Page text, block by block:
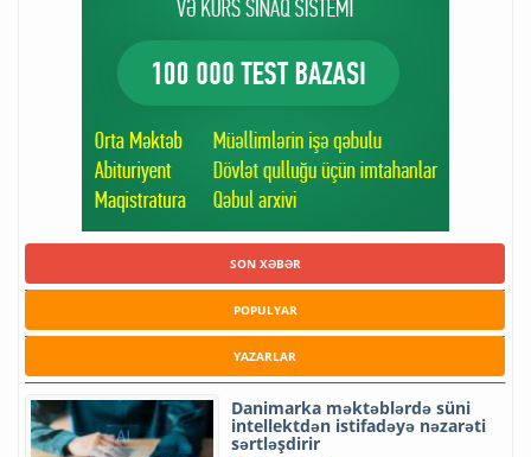
SON XƏBƏR
POPULYAR
YAZARLAR
Danimarka məktəblərdə süni
intellektdən istifadəyə nəzarəti
sərtləşdirir